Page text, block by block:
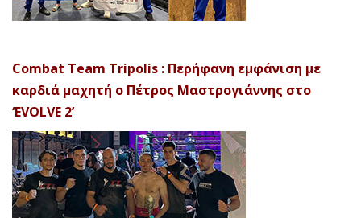
Combat Team Tripolis : Περήφανη εμφάνιση με
καρδιά μαχητή ο Πέτρος Μαστρογιάννης στο
‘EVOLVE 2’